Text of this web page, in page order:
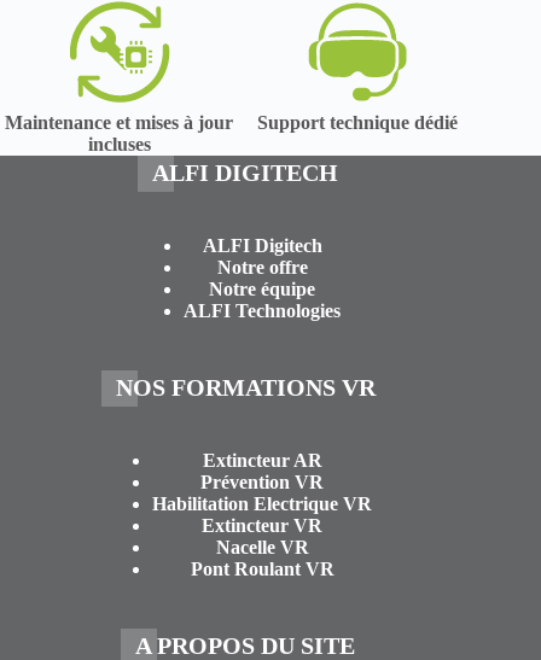
Maintenance et mises à jour
incluses
Support technique dédié
ALFI DIGITECH
ALFI Digitech
Notre offre
Notre équipe
ALFI Technologies
NOS FORMATIONS VR
Extincteur AR
Prévention VR
Habilitation Electrique VR
Extincteur VR
Nacelle VR
Pont Roulant VR
A PROPOS DU SITE